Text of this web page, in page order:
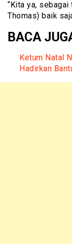
“Kita ya,
Thomas) baik
BACA
Ketum Natal
Hadirkan